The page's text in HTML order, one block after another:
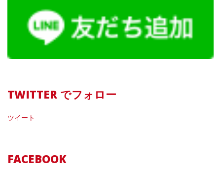
TWITTER でフォロー
ツイート
FACEBOOK